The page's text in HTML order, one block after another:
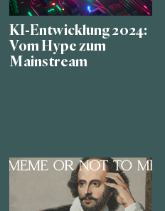
KI-Entwicklung 2024:
Vom Hype zum
Mainstream